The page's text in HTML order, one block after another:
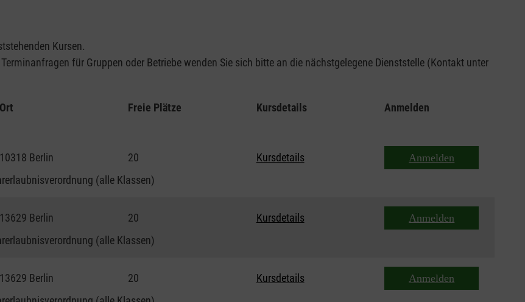
Kursen.
für Gruppen oder Betriebe wenden Sie sich bitte an die nächstgelegene Dienststelle (Kontakt unter
Ort Freie Plätze Kursdetails Anmelden
10318 Berlin 20 Kursdetails Anmelden
(alle Klassen)
13629 Berlin 20 Kursdetails Anmelden
(alle Klassen)
13629 Berlin 20 Kursdetails Anmelden